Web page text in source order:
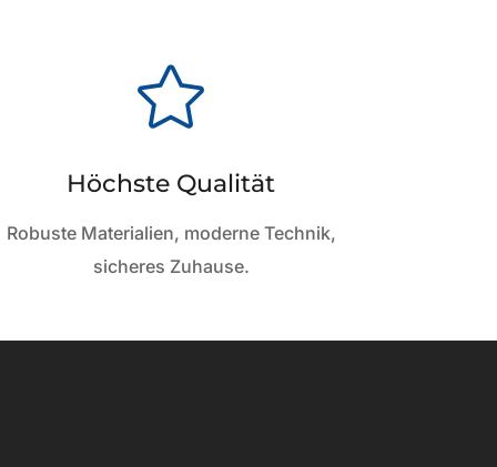

Höchste Qualität
Robuste Materialien, moderne Technik,
sicheres Zuhause.